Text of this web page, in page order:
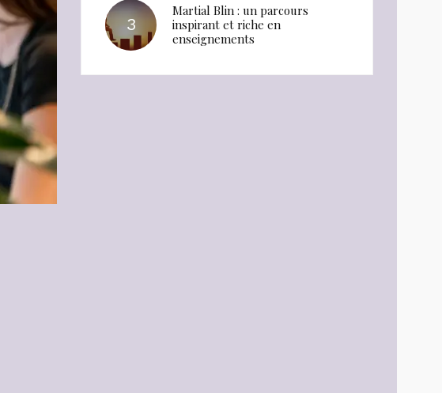
Martial Blin : un parcours
inspirant et riche en
enseignements